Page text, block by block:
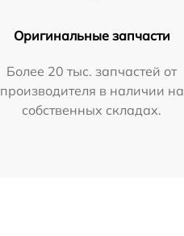
Оригинальные запчасти
Более 20 тыс. запчастей от
производителя в наличии на
собственных складах.